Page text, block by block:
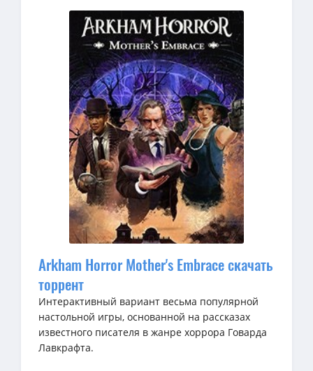
Arkham Horror Mother's Embrace скачать
торрент
Интерактивный вариант весьма популярной
настольной игры, основанной на рассказах
известного писателя в жанре хоррора Говарда
Лавкрафта.